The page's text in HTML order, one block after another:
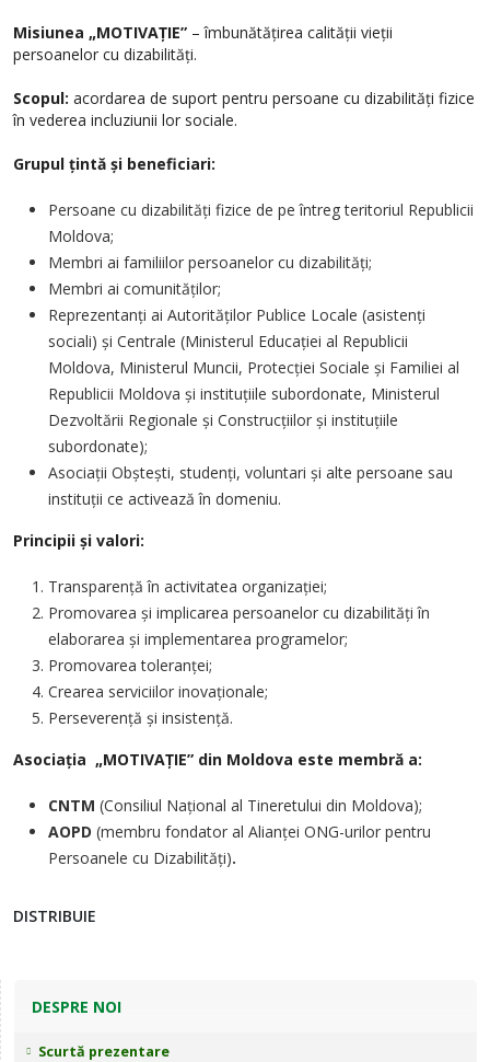
Misiunea „MOTIVAȚIE” – îmbunătățirea calității vieții
persoanelor cu dizabilități.
Scopul: acordarea de suport pentru persoane cu dizabilități fizice
în vederea incluziunii lor sociale.
Grupul țintă și beneficiari:
Persoane cu dizabilități fizice de pe întreg teritoriul Republicii
Moldova;
Membri ai familiilor persoanelor cu dizabilități;
Membri ai comunităților;
Reprezentanți ai Autorităților Publice Locale (asistenți
sociali) și Centrale (Ministerul Educației al Republicii
Moldova, Ministerul Muncii, Protecției Sociale și Familiei al
Republicii Moldova și instituțiile subordonate, Ministerul
Dezvoltării Regionale și Construcțiilor și instituțiile
subordonate);
Asociații Obștești, studenți, voluntari și alte persoane sau
instituții ce activează în domeniu.
Principii și valori:
Transparență în activitatea organizației;
Promovarea și implicarea persoanelor cu dizabilități în
elaborarea și implementarea programelor;
Promovarea toleranței;
Crearea serviciilor inovaționale;
Perseverență și insistență.
Asociația „MOTIVAȚIE” din Moldova este membră a:
CNTM (Consiliul Național al Tineretului din Moldova);
AOPD (membru fondator al Alianței ONG-urilor pentru
Persoanele cu Dizabilități).
DISTRIBUIE
DESPRE NOI
Scurtă prezentare